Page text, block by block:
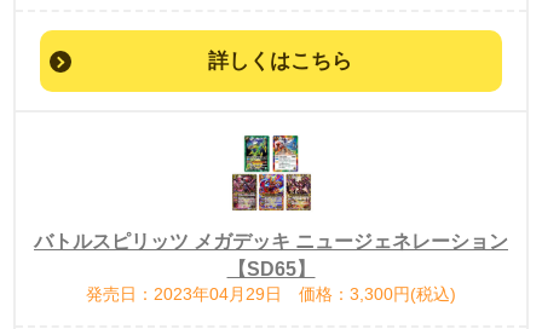
詳しくはこちら
バトルスピリッツ メガデッキ ニュージェネレーション
【SD65】
発売日：2023年04月29日 価格：3,300円(税込)